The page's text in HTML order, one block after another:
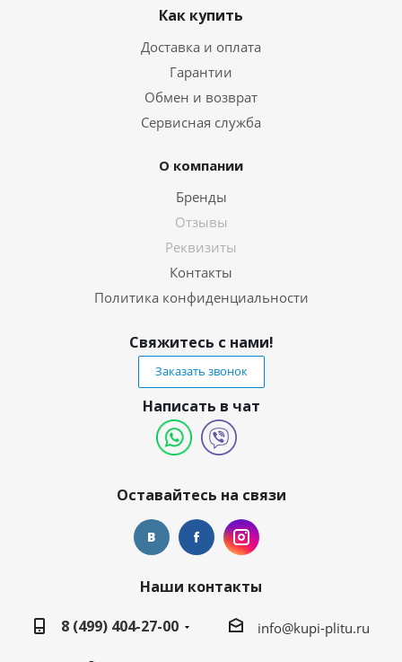
Как купить
Доставка и оплата
Гарантии
Обмен и возврат
Сервисная служба
О компании
Бренды
Отзывы
Реквизиты
Контакты
Политика конфиденциальности
Свяжитесь с нами!
Заказать звонок
Написать в чат
Оставайтесь на связи
Наши контакты
8 (499) 404-27-00
info@kupi-plitu.ru